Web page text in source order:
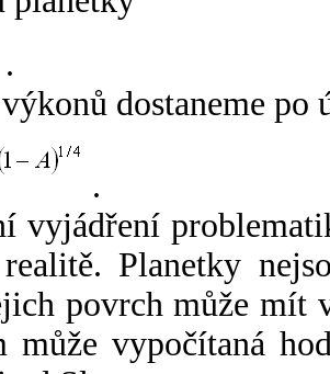
.
dostaneme po
.
vyjádření
Planetky
povrch může mít
může vypočítaná